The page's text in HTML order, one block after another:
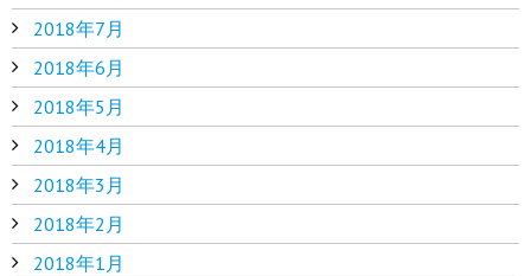
2018年7月
2018年6月
2018年5月
2018年4月
2018年3月
2018年2月
2018年1月